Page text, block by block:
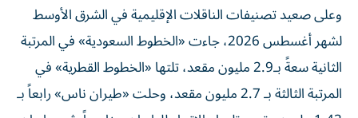
وعلى صعيد تصنيفات الناقلات الإقليمية في الشرق الأوسط
لشهر أغسطس 2026، جاءت «الخطوط السعودية» في المرتبة
الثانية سعةً بـ2.9 مليون مقعد، تلتها «الخطوط القطرية» في
المرتبة الثالثة بـ 2.7 مليون مقعد، وحلت «طيران ناس» رابعاً بـ